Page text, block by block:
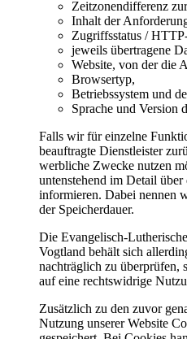
Zeitzonendifferenz
Inhalt der
Zugriffsstatus /
jeweils übertragene
Website, von der die
Browsertyp,
Betriebssystem und
Sprache und Version
Falls wir für einzelne
beauftragte Dienstleister
werbliche Zwecke nutzen
untenstehend im Detail
informieren. Dabei nennen
der Speicherdauer.
Die Evangelisch-
Vogtland behält sich
nachträglich zu überprüfen,
auf eine rechtswidrige
Zusätzlich zu den zuvor
Nutzung unserer Website